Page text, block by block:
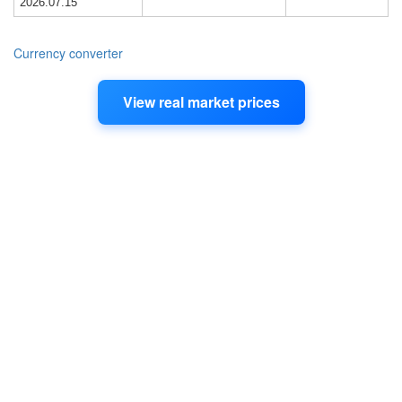
Добавете актуални цени към своя сайт
уиджета Scraprice PRO
можете да
показватеактуални цени за изкупуване на
мед на своя сайт— персонализирани по
Currency converter
View real market prices